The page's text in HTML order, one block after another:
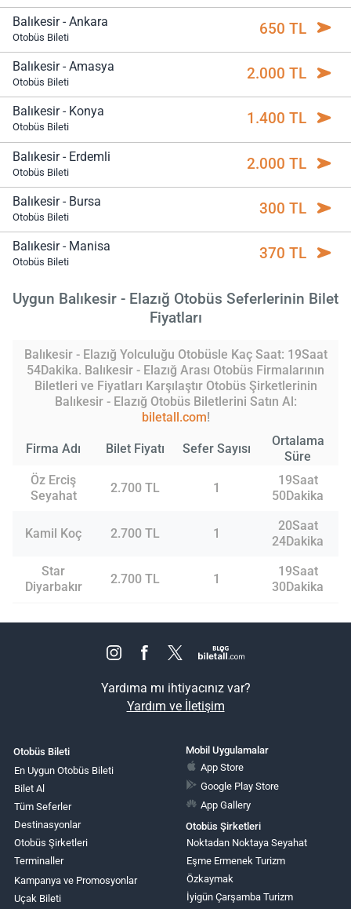
Balıkesir - Ankara
Otobüs Bileti 650 TL
Balıkesir - Amasya
Otobüs Bileti 2.000 TL
Balıkesir - Konya
Otobüs Bileti 1.400 TL
Balıkesir - Erdemli
Otobüs Bileti 2.000 TL
Balıkesir - Bursa
Otobüs Bileti 300 TL
Balıkesir - Manisa
Otobüs Bileti 370 TL
Uygun Balıkesir - Elazığ Otobüs Seferlerinin Bilet
Fiyatları
Balıkesir - Elazığ Yolculuğu Otobüsle Kaç Saat: 19Saat
54Dakika. Balıkesir - Elazığ Arası Otobüs Firmalarının
Biletleri ve Fiyatları Karşılaştır Otobüs Şirketlerinin
Balıkesir - Elazığ Otobüs Biletlerini Satın Al:
biletall.com!
Firma Adı Bilet Fiyatı Sefer Sayısı
Ortalama
Süre
Öz Erciş
Seyahat
2.700 TL 1
19Saat
50Dakika
Kamil Koç 2.700 TL 1
20Saat
24Dakika
Star
Diyarbakır
2.700 TL 1
19Saat
30Dakika
Yardıma mı ihtiyacınız var?
Yardım ve İletişim
Otobüs Bileti
En Uygun Otobüs Bileti
Bilet Al
Tüm Seferler
Destinasyonlar
Otobüs Şirketleri
Terminaller
Kampanya ve Promosyonlar
Uçak Bileti
Mobil Uygulamalar
App Store
Google Play Store
App Gallery
Otobüs Şirketleri
Noktadan Noktaya Seyahat
Eşme Ermenek Turizm
Özkaymak
İyigün Çarşamba Turizm